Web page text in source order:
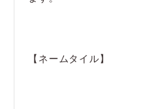
【ネームタイル】